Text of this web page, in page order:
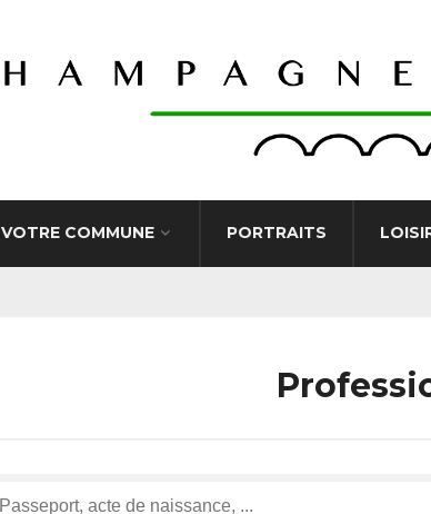
VOTRE COMMUNE PORTRAITS